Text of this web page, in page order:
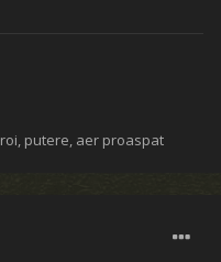
putere, aer proaspat